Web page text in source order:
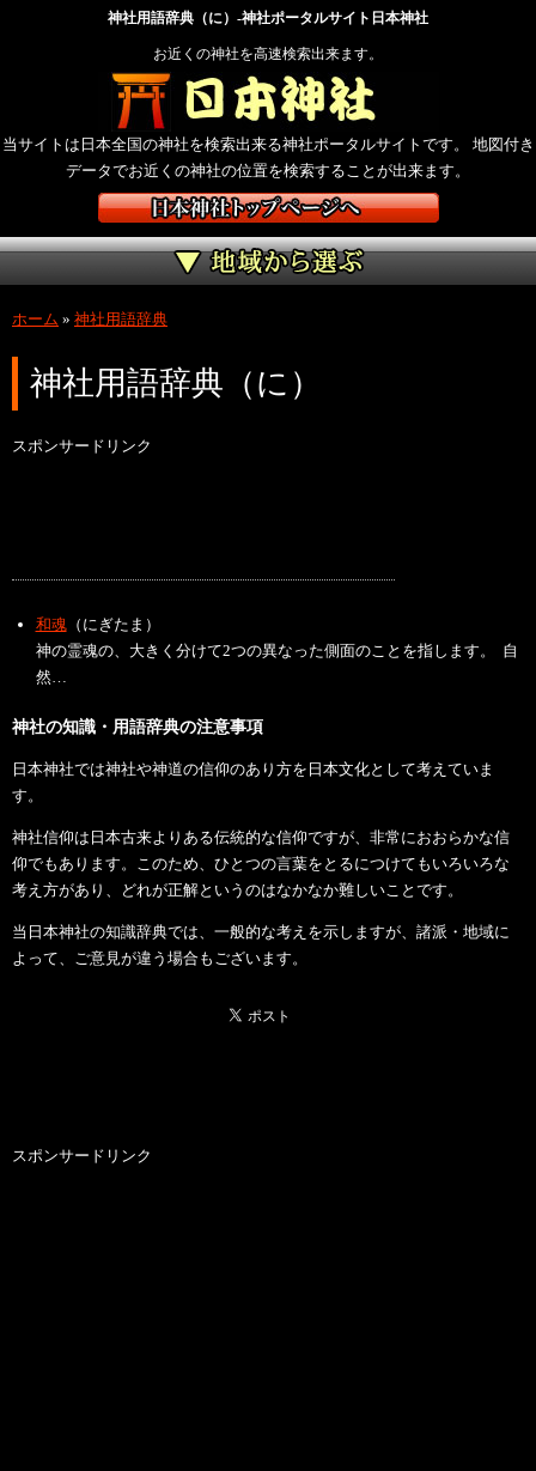
神社用語辞典（に）-神社ポータルサイト日本神社
お近くの神社を高速検索出来ます。
当サイトは日本全国の神社を検索出来る神社ポータルサイトです。 地図付き
データでお近くの神社の位置を検索することが出来ます。
ホーム » 神社用語辞典
神社用語辞典（に）
スポンサードリンク
和魂（にぎたま）
神の霊魂の、大きく分けて2つの異なった側面のことを指します。 自
然…
神社の知識・用語辞典の注意事項
日本神社では神社や神道の信仰のあり方を日本文化として考えていま
す。
神社信仰は日本古来よりある伝統的な信仰ですが、非常におおらかな信
仰でもあります。このため、ひとつの言葉をとるにつけてもいろいろな
考え方があり、どれが正解というのはなかなか難しいことです。
当日本神社の知識辞典では、一般的な考えを示しますが、諸派・地域に
よって、ご意見が違う場合もございます。
スポンサードリンク